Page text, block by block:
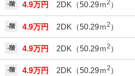
-階 4.9万円 2DK（50.29ｍ2）
-階 4.9万円 2DK（50.29ｍ 2）
-階 4.9万円 2DK（50.29ｍ 2）
-階 4.9万円 2DK（50.29ｍ2）